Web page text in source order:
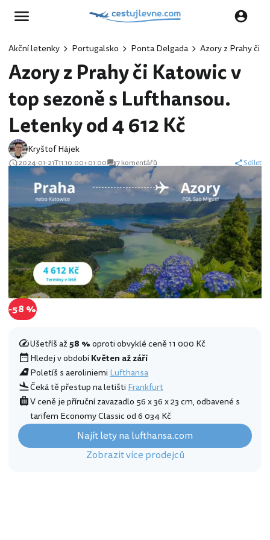
Akční letenky Portugalsko Ponta Delgada Azory z Prahy či
Azory z Prahy či Katowic v
top sezoně s Lufthansou.
Letenky od 4 612 Kč
Kryštof Hájek
2024-01-21T11:10:00+01:00 7 komentářů Sdílet
-58 %
Ušetříš až58 %oproti obvyklé ceně 11 000 Kč
Hledej v obdobíKvěten až září
Poletíš s aeroliniemi Lufthansa
Čeká tě přestup na letišti Frankfurt
V ceně je příruční zavazadlo 56 x 36 x 23 cm, odbavené s
tarifem Economy Classic od 6 034 Kč
Najít lety na lufthansa.com
Zobrazit více prodejců